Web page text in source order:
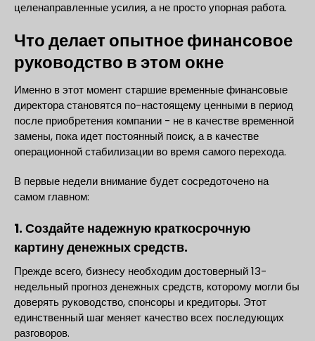
целенаправленные усилия, а не просто упорная работа.
Что делает опытное финансовое
руководство в этом окне
Именно в этот момент старшие временные финансовые
директора становятся по-настоящему ценными в период
после приобретения компании - не в качестве временной
замены, пока идет постоянный поиск, а в качестве
операционной стабилизации во время самого перехода.
В первые недели внимание будет сосредоточено на
самом главном:
1. Создайте надежную краткосрочную
картину денежных средств.
Прежде всего, бизнесу необходим достоверный 13-
недельный прогноз денежных средств, которому могли бы
доверять руководство, спонсоры и кредиторы. Этот
единственный шаг меняет качество всех последующих
разговоров.